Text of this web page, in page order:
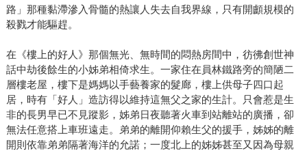
路」那種黏滯滲入骨髓的熱讓人失去自我界線，只有開顱規模的
殺戮才能驅趕。
在《樓上的好人》那個無光、無時間的悶熱房間中，彷彿創世神
話中劫後餘生的小姊弟相倚求生。一家住在員林鐵路旁的簡陋二
層樓老屋，樓下是媽媽以手藝養家的髮廊，樓上供母子四口起
居，時有「好人」造訪得以維持這無父之家的生計。只會惹是生
非的長男早已不見蹤影，姊弟日夜聽著火車到站離站的廣播，卻
無法任意搭上車班遠走。弟弟的離開仰賴生父的援手，姊姊的離
開則依靠弟弟隔著海洋的允諾；一度北上的姊姊甚至又因為母親